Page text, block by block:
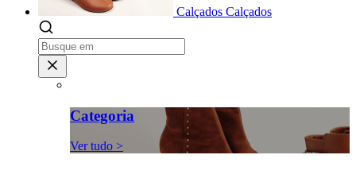
Calçados Calçados
Categoria
Ver tudo >